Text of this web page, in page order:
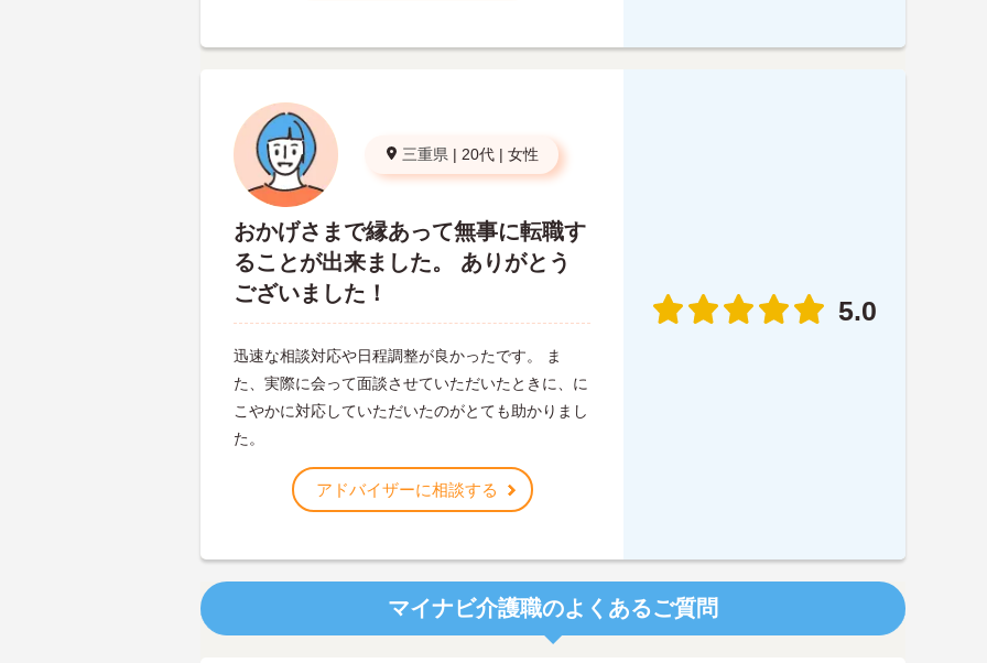
三重県 | 20代 | 女性
おかげさまで縁あって無事に転職す
ることが出来ました。 ありがとう
ございました！
迅速な相談対応や日程調整が良かったです。 ま
た、実際に会って面談させていただいたときに、に
こやかに対応していただいたのがとても助かりまし
た。
アドバイザーに相談する
5.0
マイナビ介護職のよくあるご質問